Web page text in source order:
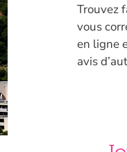
Trouvez
vous
en ligne
avis